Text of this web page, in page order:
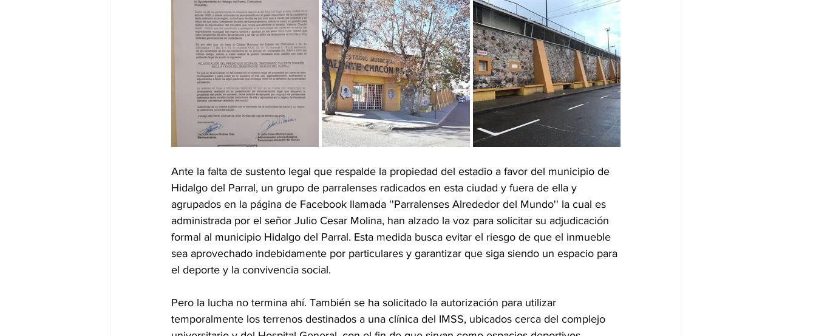
Ante la falta de sustento legal que respalde la propiedad del estadio a favor del municipio de
Hidalgo del Parral, un grupo de parralenses radicados en esta ciudad y fuera de ella y
agrupados en la página de Facebook llamada ''Parralenses Alrededor del Mundo'' la cual es
administrada por el señor Julio Cesar Molina, han alzado la voz para solicitar su adjudicación
formal al municipio Hidalgo del Parral. Esta medida busca evitar el riesgo de que el inmueble
sea aprovechado indebidamente por particulares y garantizar que siga siendo un espacio para
el deporte y la convivencia social.
Pero la lucha no termina ahí. También se ha solicitado la autorización para utilizar
temporalmente los terrenos destinados a una clínica del IMSS, ubicados cerca del complejo